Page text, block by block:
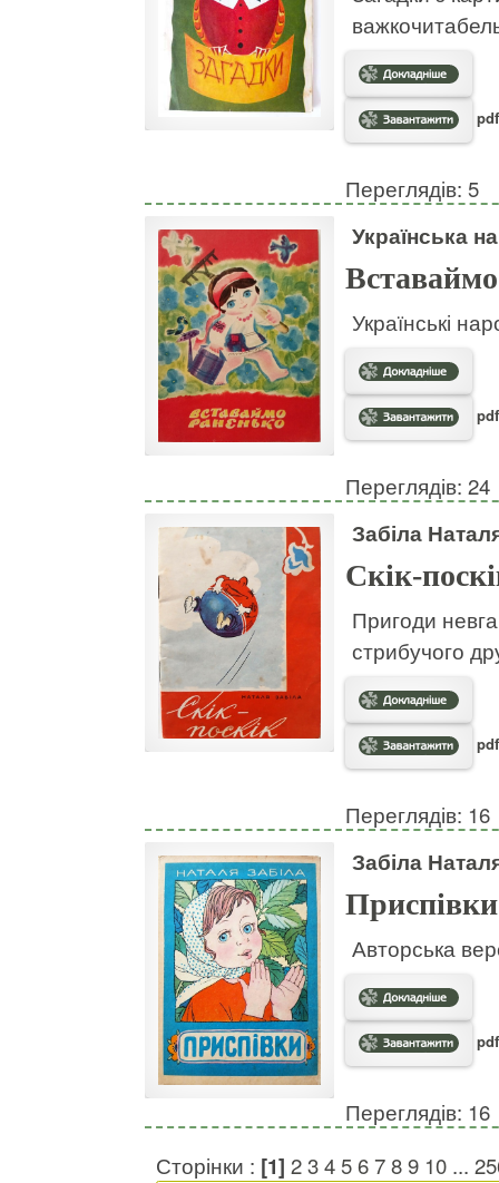
Переглядів: 5
Українська
Українські
Переглядів: 24
Забіла
Скік-
Пригоди
стрибучого
Переглядів: 16
Забіла
Приспівки
Авторська
Переглядів: 16
Сторінки : [1] 23456789 10 ...